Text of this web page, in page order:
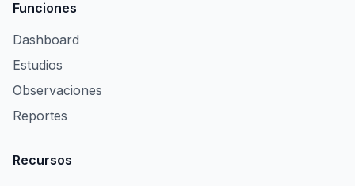
Funciones
Dashboard
Estudios
Observaciones
Reportes
Recursos